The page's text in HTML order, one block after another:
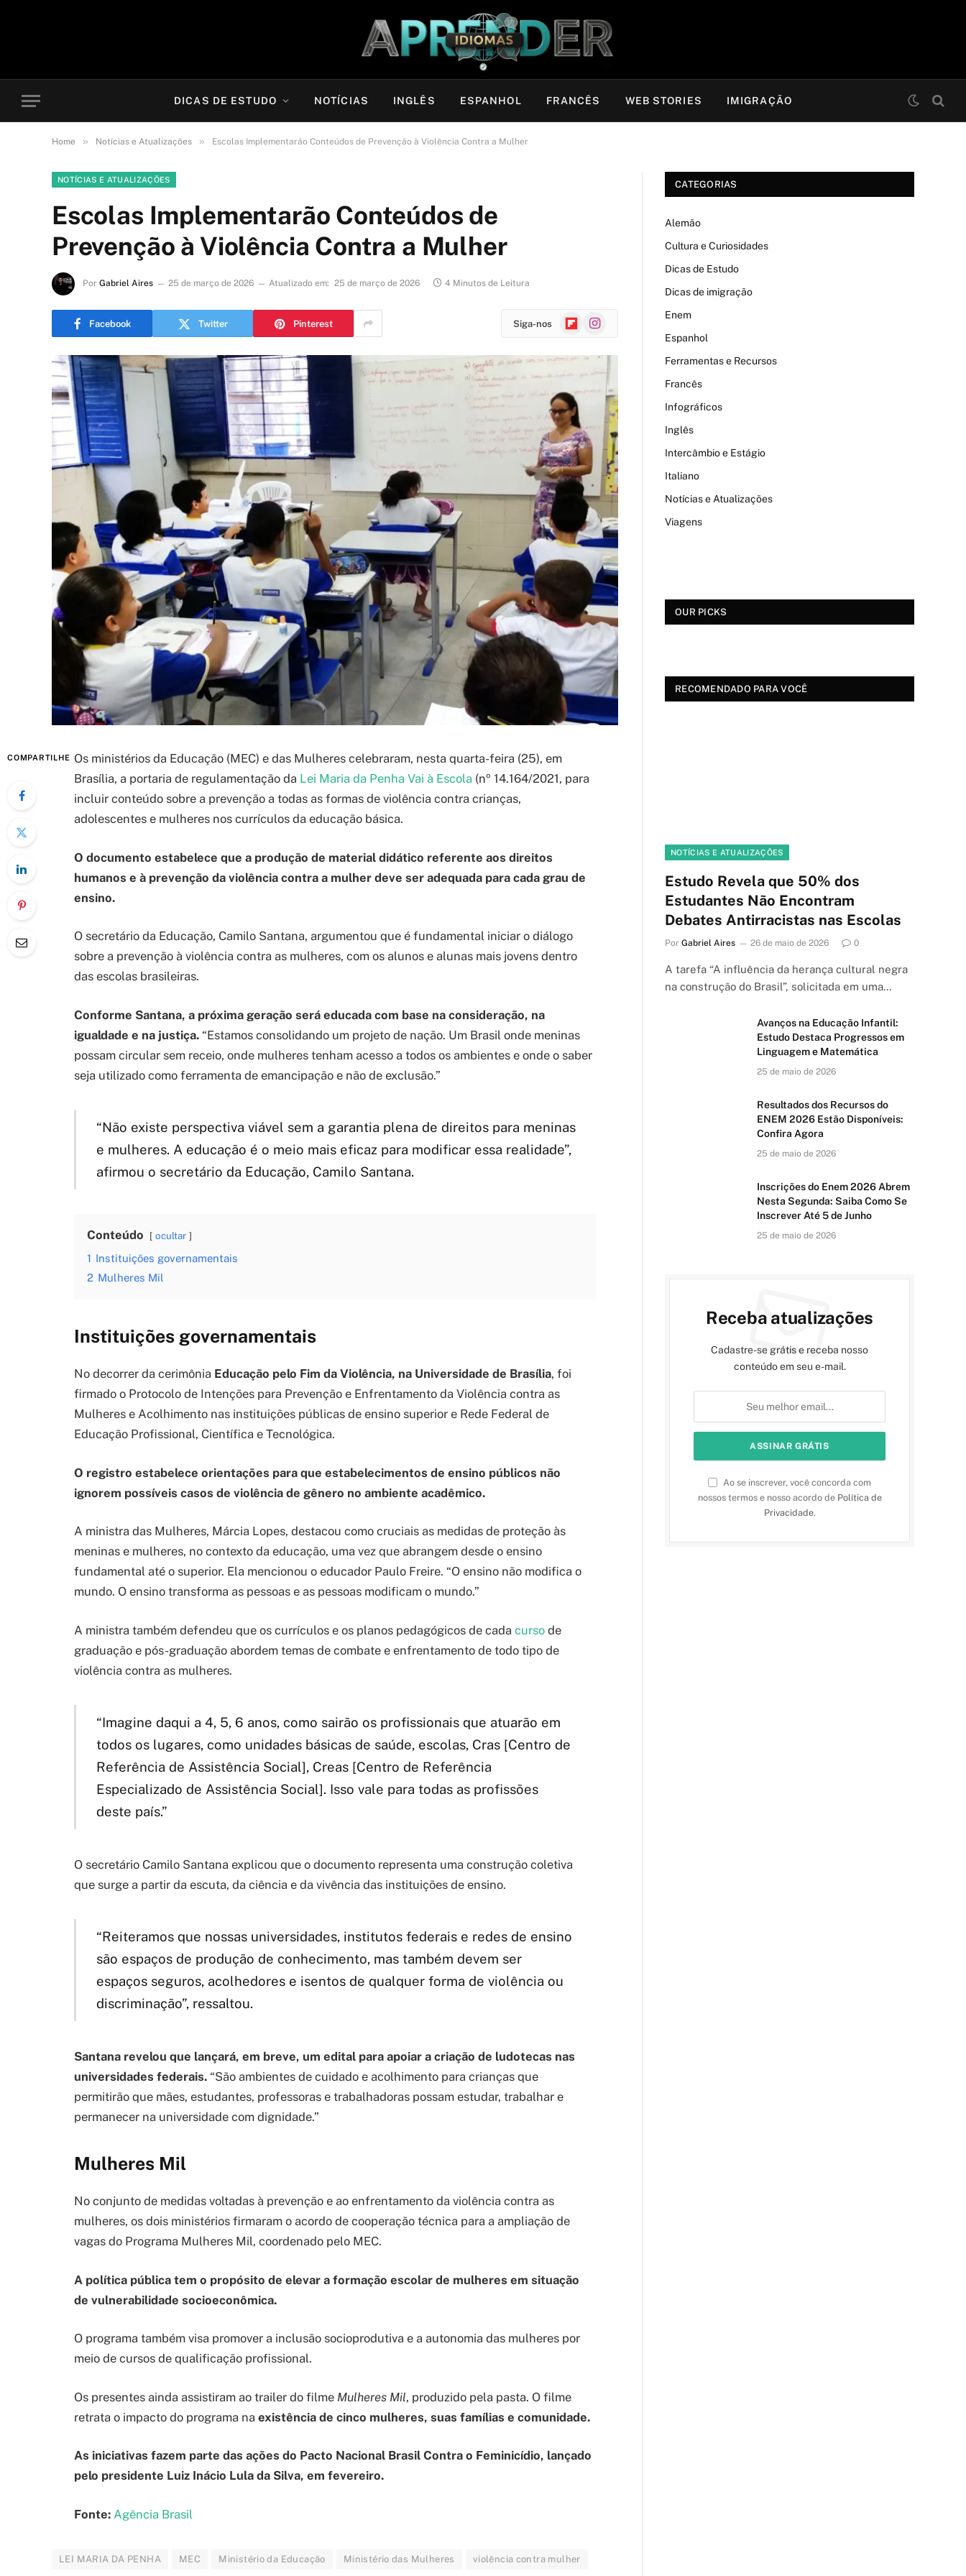
DICAS DE ESTUDO NOTÍCIAS INGLÊS ESPANHOL FRANCÊS WEB STORIES IMIGRAÇÃO
Home » Notícias e Atualizações » Escolas Implementarão Conteúdos de Prevenção à Violência Contra a Mulher
NOTÍCIAS E ATUALIZAÇÕES
Escolas Implementarão Conteúdos de
Prevenção à Violência Contra a Mulher
Por Gabriel Aires 25 de março de 2026 Atualizado em: 25 de março de 2026 4 Minutos de Leitura
Facebook Twitter Pinterest Siga-nos FlipboardInstagram
COMPARTILHE Os ministérios da Educação (MEC) e das Mulheres celebraram, nesta quarta-feira (25), em
Brasília, a portaria de regulamentação da Lei Maria da Penha Vai à Escola (nº 14.164/2021, para
incluir conteúdo sobre a prevenção a todas as formas de violência contra crianças,
adolescentes e mulheres nos currículos da educação básica.
O documento estabelece que a produção de material didático referente aos direitos
humanos e à prevenção da violência contra a mulher deve ser adequada para cada grau de
ensino.
O secretário da Educação, Camilo Santana, argumentou que é fundamental iniciar o diálogo
sobre a prevenção à violência contra as mulheres, com os alunos e alunas mais jovens dentro
das escolas brasileiras.
Conforme Santana, a próxima geração será educada com base na consideração, na
igualdade e na justiça. “Estamos consolidando um projeto de nação. Um Brasil onde meninas
possam circular sem receio, onde mulheres tenham acesso a todos os ambientes e onde o saber
seja utilizado como ferramenta de emancipação e não de exclusão.”
“Não existe perspectiva viável sem a garantia plena de direitos para meninas
e mulheres. A educação é o meio mais eficaz para modificar essa realidade”,
afirmou o secretário da Educação, Camilo Santana.
Conteúdo ocultar
1 Instituições governamentais
2 Mulheres Mil
Instituições governamentais
No decorrer da cerimônia Educação pelo Fim da Violência, na Universidade de Brasília, foi
firmado o Protocolo de Intenções para Prevenção e Enfrentamento da Violência contra as
Mulheres e Acolhimento nas instituições públicas de ensino superior e Rede Federal de
Educação Profissional, Científica e Tecnológica.
O registro estabelece orientações para que estabelecimentos de ensino públicos não
ignorem possíveis casos de violência de gênero no ambiente acadêmico.
A ministra das Mulheres, Márcia Lopes, destacou como cruciais as medidas de proteção às
meninas e mulheres, no contexto da educação, uma vez que abrangem desde o ensino
fundamental até o superior. Ela mencionou o educador Paulo Freire. “O ensino não modifica o
mundo. O ensino transforma as pessoas e as pessoas modificam o mundo.”
A ministra também defendeu que os currículos e os planos pedagógicos de cada curso de
graduação e pós-graduação abordem temas de combate e enfrentamento de todo tipo de
violência contra as mulheres.
“Imagine daqui a 4, 5, 6 anos, como sairão os profissionais que atuarão em
todos os lugares, como unidades básicas de saúde, escolas, Cras [Centro de
Referência de Assistência Social], Creas [Centro de Referência
Especializado de Assistência Social]. Isso vale para todas as profissões
deste país.”
O secretário Camilo Santana explicou que o documento representa uma construção coletiva
que surge a partir da escuta, da ciência e da vivência das instituições de ensino.
“Reiteramos que nossas universidades, institutos federais e redes de ensino
são espaços de produção de conhecimento, mas também devem ser
espaços seguros, acolhedores e isentos de qualquer forma de violência ou
discriminação”, ressaltou.
Santana revelou que lançará, em breve, um edital para apoiar a criação de ludotecas nas
universidades federais. “São ambientes de cuidado e acolhimento para crianças que
permitirão que mães, estudantes, professoras e trabalhadoras possam estudar, trabalhar e
permanecer na universidade com dignidade.”
Mulheres Mil
No conjunto de medidas voltadas à prevenção e ao enfrentamento da violência contra as
mulheres, os dois ministérios firmaram o acordo de cooperação técnica para a ampliação de
vagas do Programa Mulheres Mil, coordenado pelo MEC.
A política pública tem o propósito de elevar a formação escolar de mulheres em situação
de vulnerabilidade socioeconômica.
O programa também visa promover a inclusão socioprodutiva e a autonomia das mulheres por
meio de cursos de qualificação profissional.
Os presentes ainda assistiram ao trailer do filme Mulheres Mil, produzido pela pasta. O filme
retrata o impacto do programa na existência de cinco mulheres, suas famílias e comunidade.
As iniciativas fazem parte das ações do Pacto Nacional Brasil Contra o Feminicídio, lançado
pelo presidente Luiz Inácio Lula da Silva, em fevereiro.
Fonte: Agência Brasil
LEI MARIA DA PENHA MEC Ministério da Educação Ministério das Mulheres violência contra mulher
CATEGORIAS
Alemão
Cultura e Curiosidades
Dicas de Estudo
Dicas de imigração
Enem
Espanhol
Ferramentas e Recursos
Francês
Infográficos
Inglês
Intercâmbio e Estágio
Italiano
Notícias e Atualizações
Viagens
OUR PICKS
RECOMENDADO PARA VOCÊ
NOTÍCIAS E ATUALIZAÇÕES
Estudo Revela que 50% dos
Estudantes Não Encontram
Debates Antirracistas nas Escolas
Por Gabriel Aires 26 de maio de 2026 0
A tarefa “A influência da herança cultural negra
na construção do Brasil”, solicitada em uma…
Avanços na Educação Infantil:
Estudo Destaca Progressos em
Linguagem e Matemática
25 de maio de 2026
Resultados dos Recursos do
ENEM 2026 Estão Disponíveis:
Confira Agora
25 de maio de 2026
Inscrições do Enem 2026 Abrem
Nesta Segunda: Saiba Como Se
Inscrever Até 5 de Junho
25 de maio de 2026
Receba atualizações
Cadastre-se grátis e receba nosso
conteúdo em seu e-mail.
Ao se inscrever, você concorda com
nossos termos e nosso acordo de Política de
Privacidade.